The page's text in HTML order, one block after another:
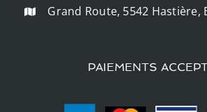
Grand Route, 5542 Hastière,
PAIEMENTS